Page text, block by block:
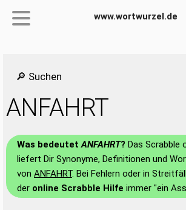
www.wortwurzel.de
🔎 Suchen
ANFAHRT
Was bedeutetANFAHRT? Das Scrabble
liefert Dir Synonyme, Definitionen und
von ANFAHRT. Bei Fehlern oder in
der online Scrabble Hilfe immer "ein